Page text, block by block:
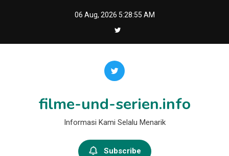
06 Aug, 2026 5:28:55 AM
filme-und-serien.info
Informasi Kami Selalu Menarik
Subscribe